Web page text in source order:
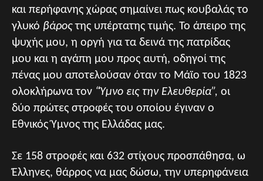
και περήφανης χώρας σημαίνει πως κουβαλάς το
γλυκό βάροςτης υπέρτατης τιμής. Το άπειρο της
ψυχής μου, η οργή για τα δεινά της πατρίδας
μου και η αγάπη μου προς αυτή, οδηγοί της
πένας μου αποτελούσαν όταν το Μάϊο του 1823
ολοκλήρωνα τον “Ύμνο εις την Ελευθερία”, οι
δύο πρώτες στροφές του οποίου έγιναν ο
Εθνικός Ύμνος της Ελλάδας μας.
Σε 158 στροφές και 632 στίχους προσπάθησα, ω
Έλληνες, θάρρος να μας δώσω, την υπερηφάνεια